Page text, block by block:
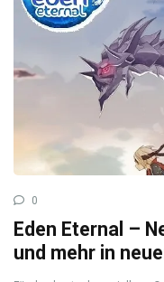
0
Eden Eternal –
und mehr in